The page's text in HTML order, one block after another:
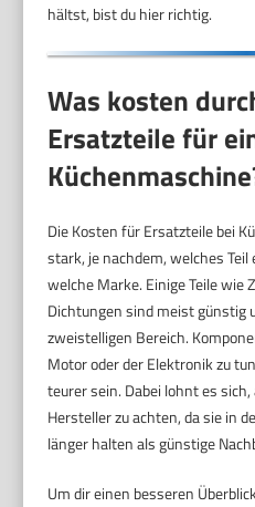
hältst, bist du hier richtig.
Was kosten
Ersatzteile für
Die Kosten für Ersatzteile bei
stark, je nachdem, welches
welche Marke. Einige Teile wie
Dichtungen sind meist günstig
zweistelligen Bereich.
Motor oder der Elektronik zu
teurer sein. Dabei lohnt es
Hersteller zu achten, da sie in
länger halten als günstige
Um dir einen besseren